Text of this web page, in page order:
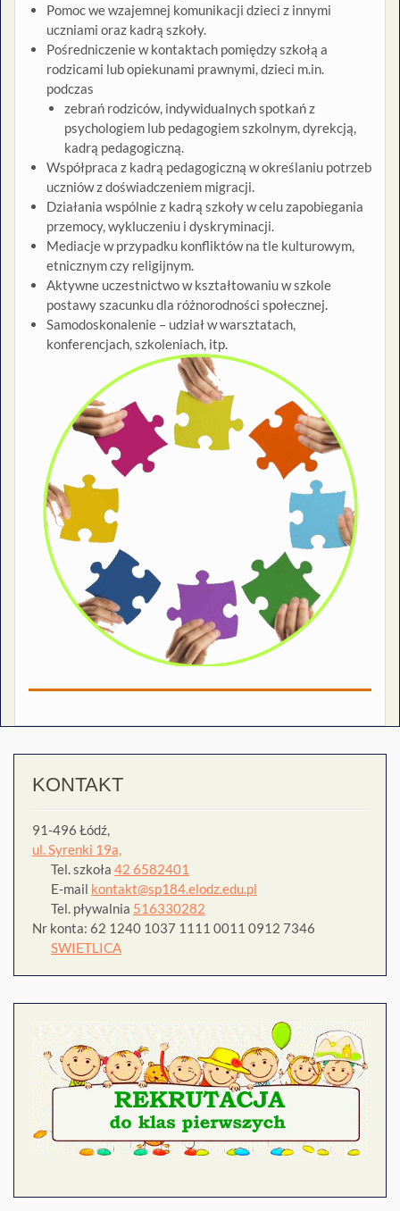
Pomoc we wzajemnej komunikacji dzieci z innymi
uczniami oraz kadrą szkoły.
Pośredniczenie w kontaktach pomiędzy szkołą a
rodzicami lub opiekunami prawnymi, dzieci m.in.
podczas
zebrań rodziców, indywidualnych spotkań z
psychologiem lub pedagogiem szkolnym, dyrekcją,
kadrą pedagogiczną.
Współpraca z kadrą pedagogiczną w określaniu potrzeb
uczniów z doświadczeniem migracji.
Działania wspólnie z kadrą szkoły w celu zapobiegania
przemocy, wykluczeniu i dyskryminacji.
Mediacje w przypadku konfliktów na tle kulturowym,
etnicznym czy religijnym.
Aktywne uczestnictwo w kształtowaniu w szkole
postawy szacunku dla różnorodności społecznej.
Samodoskonalenie – udział w warsztatach,
konferencjach, szkoleniach, itp.
KONTAKT
91-496 Łódź,
ul. Syrenki 19a,
Tel. szkoła 42 6582401
E-mail kontakt@sp184.elodz.edu.pl
Tel. pływalnia 516330282
Nr konta: 62 1240 1037 1111 0011 0912 7346
SWIETLICA